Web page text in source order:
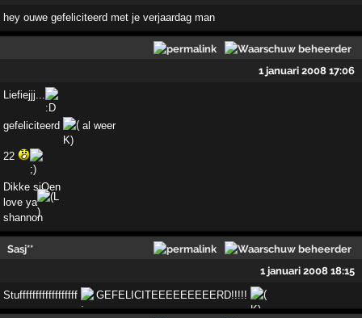
hey ouwe gefeliciteerd met je verjaardag man
1 januari 2008 17:06
Liefiejjj...
gefeliciteerd al weer
22
Dikke sjOen
love ya
shannon
Sasj**
1 januari 2008 18:15
Stuffffffffffffffffff GEFELICITEEEEEEEEERD!!!!!